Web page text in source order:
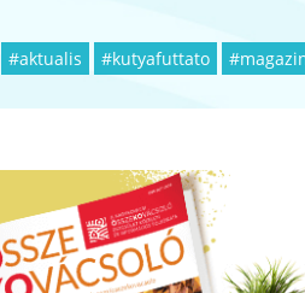
#aktualis #kutyafuttato